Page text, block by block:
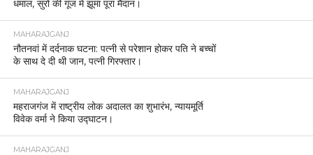
धमाल, सुरों की गूंज में झूमा पूरा मैदान।
MAHARAJGANJ
नौतनवां में दर्दनाक घटना: पत्नी से परेशान होकर पति ने बच्चों
के साथ दे दी थी जान, पत्नी गिरफ्तार।
MAHARAJGANJ
महराजगंज में राष्ट्रीय लोक अदालत का शुभारंभ, न्यायमूर्ति
विवेक वर्मा ने किया उद्घाटन।
MAHARAJGANJ